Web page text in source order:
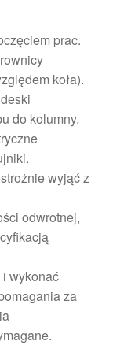
prac.
koła).
do kolumny.
wyjąć z
odwrotnej,
wykonać
za